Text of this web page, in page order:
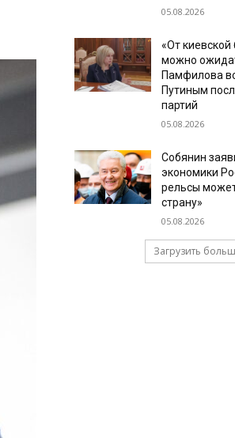
05.08.2026
«От
можно
Памфилова
Путиным
партий
05.08.2026
Собянин
экономики
рельсы
страну»
05.08.2026
Загрузить